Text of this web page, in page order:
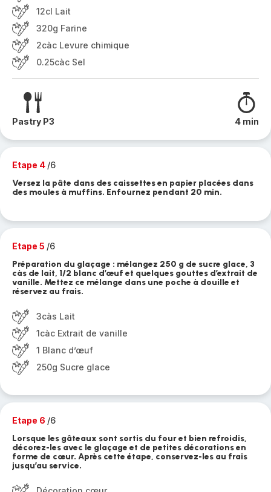
12cl Lait
320g Farine
2càc Levure chimique
0.25càc Sel
Pastry P3 4 min
Etape 4 /6
Versez la pâte dans des caissettes en papier placées dans
des moules à muffins. Enfournez pendant 20 min.
Etape 5 /6
Préparation du glaçage : mélangez 250 g de sucre glace, 3
càs de lait, 1/2 blanc d’œuf et quelques gouttes d’extrait de
vanille. Mettez ce mélange dans une poche à douille et
réservez au frais.
3càs Lait
1càc Extrait de vanille
1 Blanc d’œuf
250g Sucre glace
Etape 6 /6
Lorsque les gâteaux sont sortis du four et bien refroidis,
décorez-les avec le glaçage et de petites décorations en
forme de cœur. Après cette étape, conservez-les au frais
jusqu’au service.